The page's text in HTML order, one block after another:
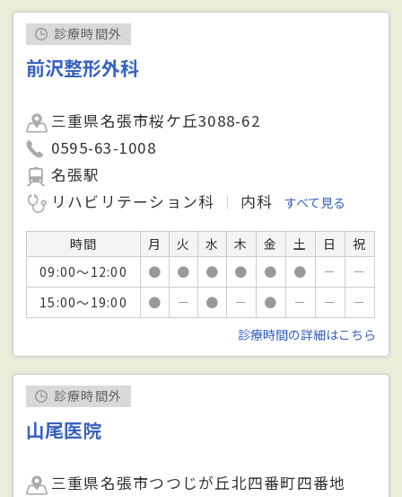
診療時間外
前沢整形外科
三重県名張市桜ケ丘3088-62
0595-63-1008
名張駅
リハビリテーション科
内科 すべて見る
時間 月 火 水 木 金 土 日
祝
09:00～12:00
● ● ● ● ● ● －
－
15:00～19:00
● － ● － ● － －
－
診療時間の詳細はこちら
診療時間外
山尾医院
三重県名張市つつじが丘北四番町四番地